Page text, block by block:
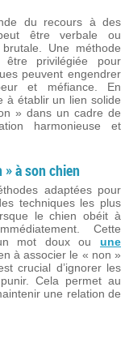
du recours à des
être verbale ou
Une méthode
privilégiée pour
peuvent engendrer
et méfiance. En
à établir un lien solide
» dans un cadre de
harmonieuse et
à son chien
adaptées pour
techniques les plus
le chien obéit à
Cette
mot doux ou une
à associer le « non »
crucial d’ignorer les
Cela permet au
une relation de